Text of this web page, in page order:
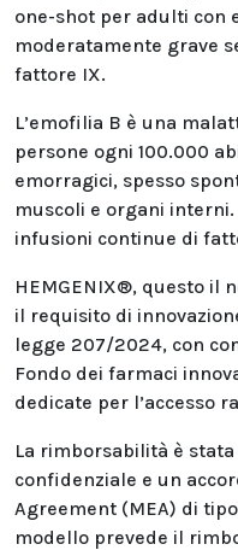
one-shot per adulti con
moderatamente grave
fattore IX.
L’emofilia B è una
persone ogni 100.000
emorragici, spesso
muscoli e organi
infusioni continue di
HEMGENIX®, questo il
il requisito di
legge 207/2024, con
Fondo dei farmaci
dedicate per l’accesso
La rimborsabilità è
confidenziale e un
Agreement (MEA) di
modello prevede il